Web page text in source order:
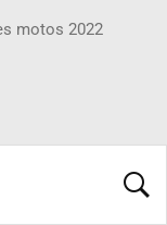
motos 2022